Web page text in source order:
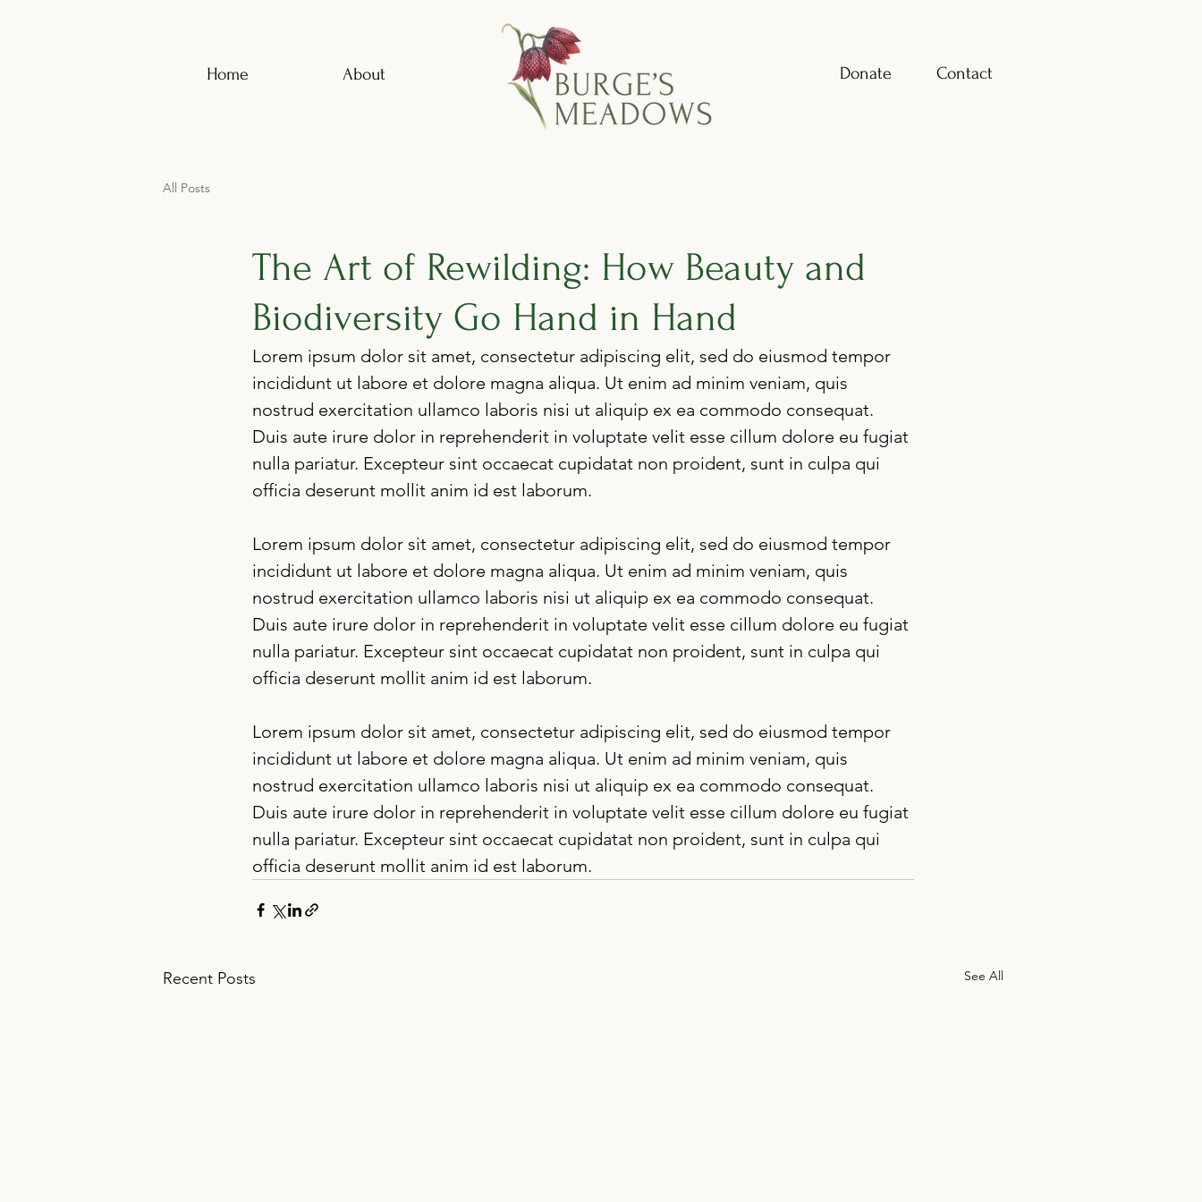
Home About Donate Contact
All Posts
The Art of Rewilding: How Beauty and
Biodiversity Go Hand in Hand
Lorem ipsum dolor sit amet, consectetur adipiscing elit, sed do eiusmod tempor
incididunt ut labore et dolore magna aliqua. Ut enim ad minim veniam, quis
nostrud exercitation ullamco laboris nisi ut aliquip ex ea commodo consequat.
Duis aute irure dolor in reprehenderit in voluptate velit esse cillum dolore eu fugiat
nulla pariatur. Excepteur sint occaecat cupidatat non proident, sunt in culpa qui
officia deserunt mollit anim id est laborum.
Lorem ipsum dolor sit amet, consectetur adipiscing elit, sed do eiusmod tempor
incididunt ut labore et dolore magna aliqua. Ut enim ad minim veniam, quis
nostrud exercitation ullamco laboris nisi ut aliquip ex ea commodo consequat.
Duis aute irure dolor in reprehenderit in voluptate velit esse cillum dolore eu fugiat
nulla pariatur. Excepteur sint occaecat cupidatat non proident, sunt in culpa qui
officia deserunt mollit anim id est laborum.
Lorem ipsum dolor sit amet, consectetur adipiscing elit, sed do eiusmod tempor
incididunt ut labore et dolore magna aliqua. Ut enim ad minim veniam, quis
nostrud exercitation ullamco laboris nisi ut aliquip ex ea commodo consequat.
Duis aute irure dolor in reprehenderit in voluptate velit esse cillum dolore eu fugiat
nulla pariatur. Excepteur sint occaecat cupidatat non proident, sunt in culpa qui
officia deserunt mollit anim id est laborum.
Recent Posts See All